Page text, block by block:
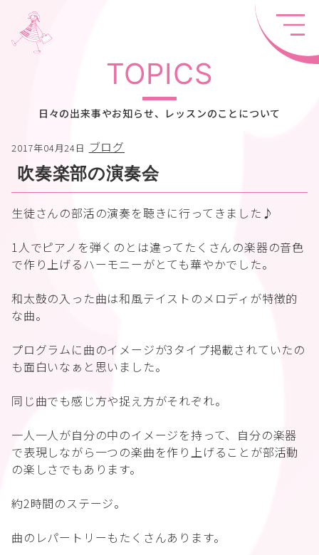
TOPICS
日々の出来事やお知らせ、レッスンのことについて
2017年04月24日 ブログ
吹奏楽部の演奏会
生徒さんの部活の演奏を聴きに行ってきました♪
1人でピアノを弾くのとは違ってたくさんの楽器の音色
で作り上げるハーモニーがとても華やかでした。
和太鼓の入った曲は和風テイストのメロディが特徴的
な曲。
プログラムに曲のイメージが3タイプ掲載されていたの
も面白いなぁと思いました。
同じ曲でも感じ方や捉え方がそれぞれ。
一人一人が自分の中のイメージを持って、自分の楽器
で表現しながら一つの楽曲を作り上げることが部活動
の楽しさでもあります。
約2時間のステージ。
曲のレパートリーもたくさんあります。